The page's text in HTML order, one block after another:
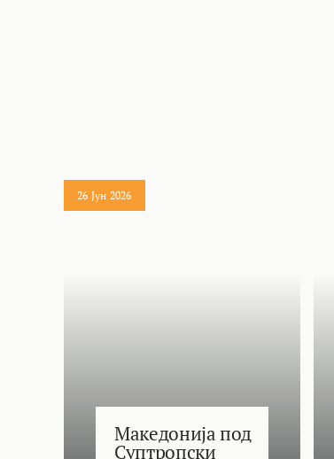
26 Јун 2026
Македонија под
Суптропски